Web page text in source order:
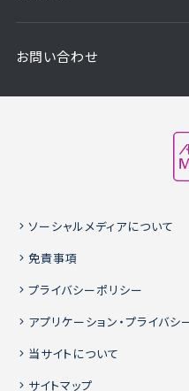
お問い合わせ
ソーシャルメディアについて
免責事項
プライバシーポリシー
アプリケーション・プライバシ
当サイトについて
サイトマップ